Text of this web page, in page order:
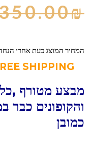
₪
המחיר המוצג כעת אחרי הנחה
מבצע מטורף
והקופונים כבר
כמובן